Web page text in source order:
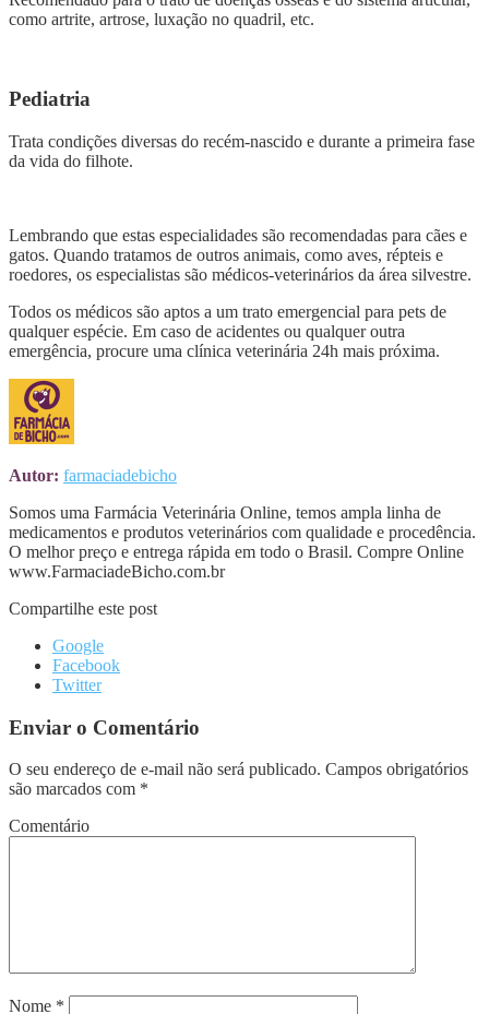
como artrite, artrose, luxação no quadril, etc.
Pediatria
Trata condições diversas do recém-nascido e durante a primeira fase
da vida do filhote.
Lembrando que estas especialidades são recomendadas para cães e
gatos. Quando tratamos de outros animais, como aves, répteis e
roedores, os especialistas são médicos-veterinários da área silvestre.
Todos os médicos são aptos a um trato emergencial para pets de
qualquer espécie. Em caso de acidentes ou qualquer outra
emergência, procure uma clínica veterinária 24h mais próxima.
Autor: farmaciadebicho
Somos uma Farmácia Veterinária Online, temos ampla linha de
medicamentos e produtos veterinários com qualidade e procedência.
O melhor preço e entrega rápida em todo o Brasil. Compre Online
www.FarmaciadeBicho.com.br
Compartilhe este post
Google
Facebook
Twitter
Enviar o Comentário
O seu endereço de e-mail não será publicado. Campos obrigatórios
são marcados com *
Comentário
Nome *